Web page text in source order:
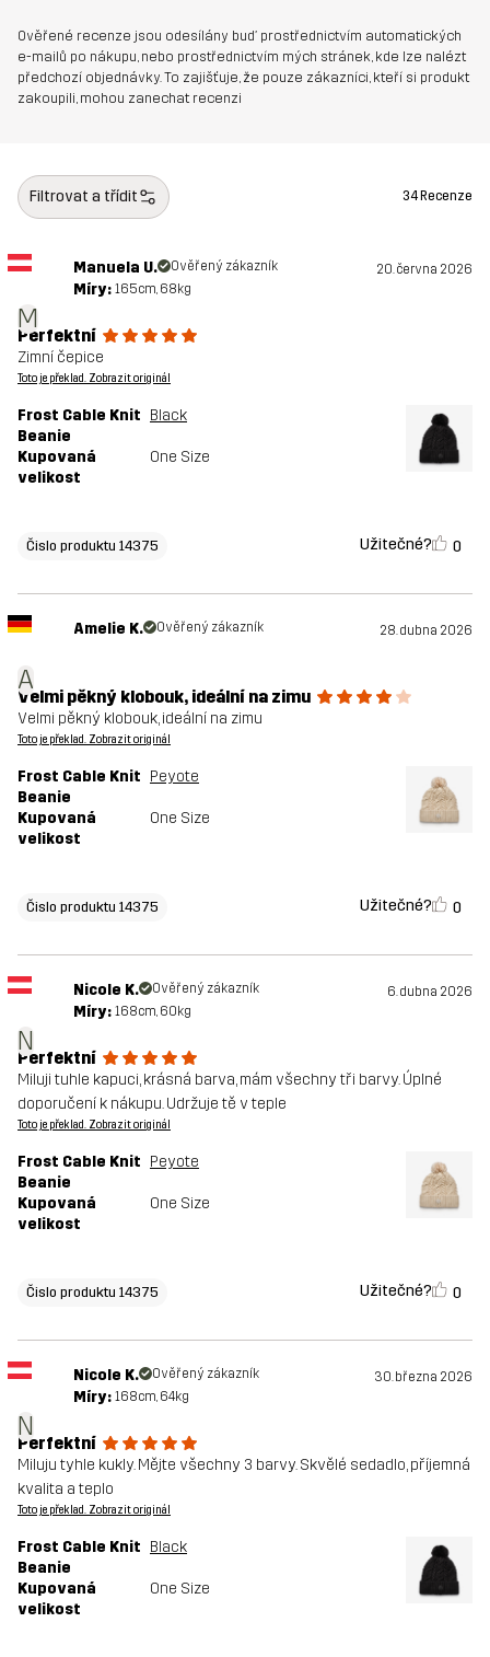
Ověřené recenze jsou odesílány buď prostřednictvím automatických
e-mailů po nákupu, nebo prostřednictvím mých stránek, kde lze nalézt
předchozí objednávky. To zajišťuje, že pouze zákazníci, kteří si produkt
zakoupili, mohou zanechat recenzi
Filtrovat a třídit 34 Recenze
M
Manuela U. Ověřený zákazník 20. června 2026
Míry: 165cm, 68kg
Perfektní
Zimní čepice
Toto je překlad. Zobrazit originál
Frost Cable Knit
Beanie
Black
Kupovaná
velikost
One Size
Čislo produktu 14375 Užitečné? 0
A
Amelie K. Ověřený zákazník 28. dubna 2026
Velmi pěkný klobouk, ideální na zimu
Velmi pěkný klobouk, ideální na zimu
Toto je překlad. Zobrazit originál
Frost Cable Knit
Beanie
Peyote
Kupovaná
velikost
One Size
Čislo produktu 14375 Užitečné? 0
N
Nicole K. Ověřený zákazník 6. dubna 2026
Míry: 168cm, 60kg
Perfektní
Miluji tuhle kapuci, krásná barva, mám všechny tři barvy. Úplné
doporučení k nákupu. Udržuje tě v teple
Toto je překlad. Zobrazit originál
Frost Cable Knit
Beanie
Peyote
Kupovaná
velikost
One Size
Čislo produktu 14375 Užitečné? 0
N
Nicole K. Ověřený zákazník 30. března 2026
Míry: 168cm, 64kg
Perfektní
Miluju tyhle kukly. Mějte všechny 3 barvy. Skvělé sedadlo, příjemná
kvalita a teplo
Toto je překlad. Zobrazit originál
Frost Cable Knit
Beanie
Black
Kupovaná
velikost
One Size